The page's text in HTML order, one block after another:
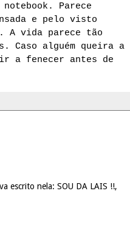
notebook. Parece
e pelo visto
A vida parece tão
Caso alguém queira a
a fenecer antes de
escrito nela: SOU DA LAIS !!,